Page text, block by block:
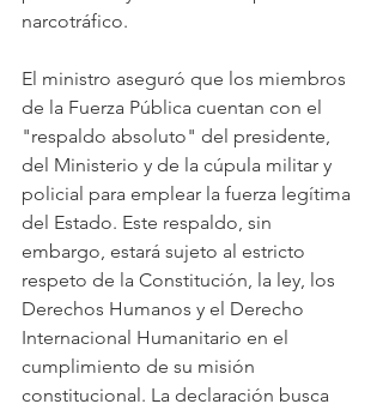
narcotráfico.
El ministro aseguró que los miembros
de la Fuerza Pública cuentan con el
"respaldo absoluto" del presidente,
del Ministerio y de la cúpula militar y
policial para emplear la fuerza legítima
del Estado. Este respaldo, sin
embargo, estará sujeto al estricto
respeto de la Constitución, la ley, los
Derechos Humanos y el Derecho
Internacional Humanitario en el
cumplimiento de su misión
constitucional. La declaración busca